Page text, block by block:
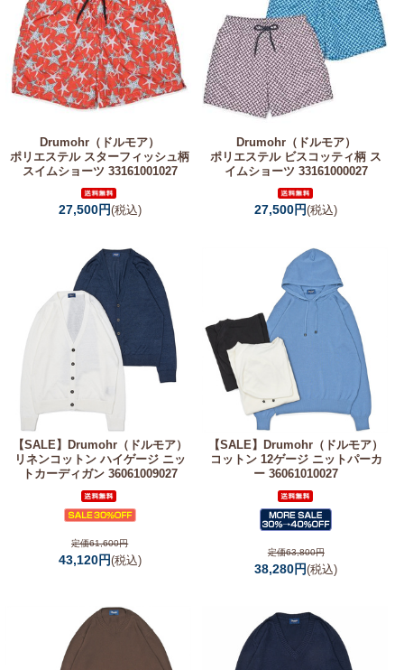
Drumohr（ドルモア）
ポリエステル スターフィッシュ柄
スイムショーツ 33161001027
27,500円(税込)
Drumohr（ドルモア）
ポリエステル ビスコッティ柄 ス
イムショーツ 33161000027
27,500円(税込)
【SALE】
Drumohr（ドルモア）
リネンコットン ハイゲージ ニッ
トカーディガン 36061009027
定価61,600円
43,120円(税込)
【SALE】
Drumohr（ドルモア）
コットン 12ゲージ ニットパーカ
ー 36061010027
定価63,800円
38,280円(税込)